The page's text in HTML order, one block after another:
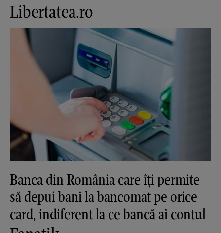
Libertatea.ro
Banca din România care îți permite
să depui bani la bancomat pe orice
card, indiferent la ce bancă ai contul